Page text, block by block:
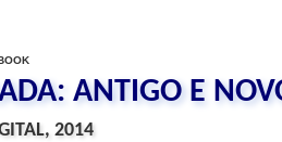
ANTIGO E
2014